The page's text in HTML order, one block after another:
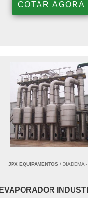
COTAR AGORA
JPX EQUIPAMENTOS/ DIADEMA -
EVAPORADOR